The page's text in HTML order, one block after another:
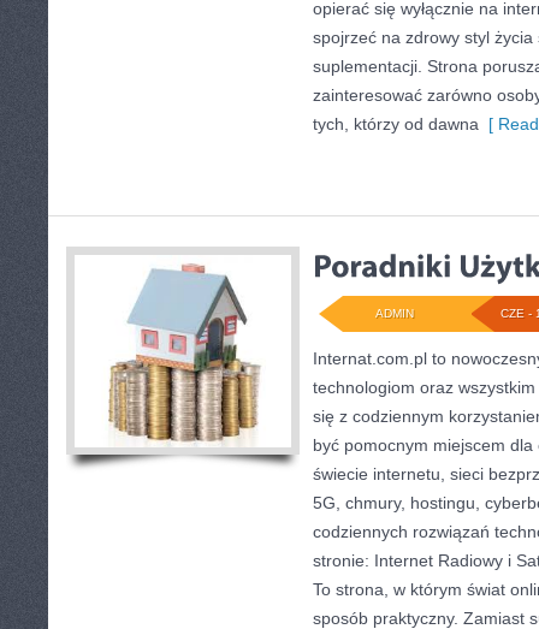
opierać się wyłącznie na
spojrzeć na zdrowy styl
suplementacji. Strona
zainteresować zarówno
tych, którzy od dawna [
CZE -
ADMIN
Internat.com.pl to
technologiom oraz
się z codziennym
być pomocnym miejscem
świecie internetu, sieci
5G, chmury, hostingu,
codziennych rozwiązań
stronie: Internet Radiowy i
To strona, w którym świat
sposób praktyczny. Zamiast